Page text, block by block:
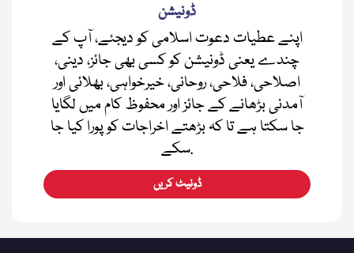
ڈونیشن
اپنے عطیات دعوت اسلامی کو دیجئے، آپ کے
چندے یعنی ڈونیشن کو کسی بھی جائز، دینی،
اصلاحی، فلاحی، روحانی، خیرخواہی، بھلائی اور
آمدنی بڑھانے کے جائز اور محفوظ کام میں لگایا
جا سکتا ہے تا کہ بڑھتے اخراجات کو پورا کیا جا
سکے.
ڈونیٹ کریں